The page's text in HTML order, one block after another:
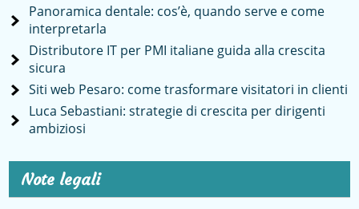
Panoramica dentale: cos’è, quando serve e come
interpretarla
Distributore IT per PMI italiane guida alla crescita
sicura
Siti web Pesaro: come trasformare visitatori in clienti
Luca Sebastiani: strategie di crescita per dirigenti
ambiziosi
Note legali